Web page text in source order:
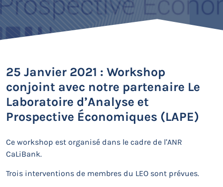
25 Janvier 2021 : Workshop
conjoint avec notre partenaire Le
Laboratoire d’Analyse et
Prospective Économiques (LAPE)
Ce workshop est organisé dans le cadre de l’ANR
CaLiBank.
Trois interventions de membres du LEO sont prévues.